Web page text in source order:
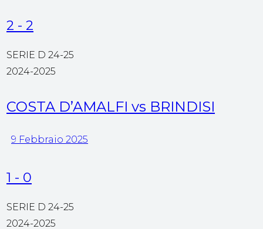
2 - 2
SERIE D 24-25
2024-2025
COSTA D’AMALFI vs BRINDISI
9 Febbraio 2025
1 - 0
SERIE D 24-25
2024-2025